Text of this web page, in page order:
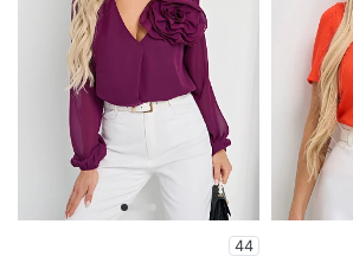
44